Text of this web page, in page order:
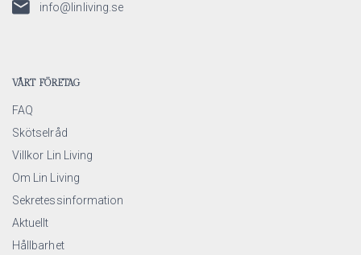
info@linliving.se
VÅRT FÖRETAG
FAQ
Skötselråd
Villkor Lin Living
Om Lin Living
Sekretessinformation
Aktuellt
Hållbarhet